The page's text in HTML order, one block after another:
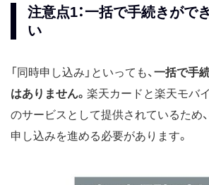
注意点1：一括で手続きがで
い
「同時申し込み」といっても、 一括で手
はありません。 楽天カードと楽天モバ
のサービスとして提供されているため
申し込みを進める必要があります。